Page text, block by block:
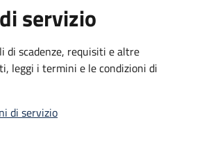
servizio
di scadenze, requisiti e altre
leggi i termini e le condizioni di
di servizio